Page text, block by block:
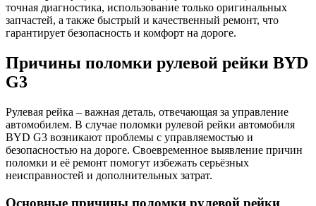
точная диагностика, использование только оригинальных
запчастей, а также быстрый и качественный ремонт, что
гарантирует безопасность и комфорт на дороге.
Причины поломки рулевой рейки BYD
G3
Рулевая рейка – важная деталь, отвечающая за управление
автомобилем. В случае поломки рулевой рейки автомобиля
BYD G3 возникают проблемы с управляемостью и
безопасностью на дороге. Своевременное выявление причин
поломки и её ремонт помогут избежать серьёзных
неисправностей и дополнительных затрат.
Основные причины поломки рулевой рейки